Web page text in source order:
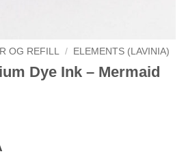
OG REFILL / ELEMENTS (LAVINIA)
Dye Ink – Mermaid